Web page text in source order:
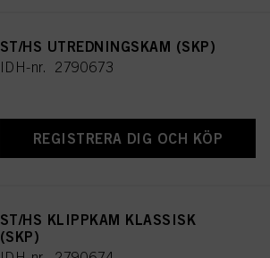
ST/HS UTREDNINGSKAM (SKP)
IDH-nr. 2790673
REGISTRERA DIG OCH KÖP
ST/HS KLIPPKAM KLASSISK
(SKP)